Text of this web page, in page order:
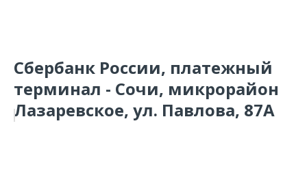
Сбербанк России, платежный
терминал - Сочи, микрорайон
Лазаревское, ул. Павлова, 87А